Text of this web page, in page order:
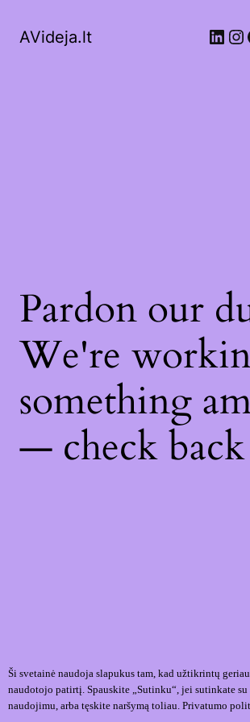
AVideja.lt
Pardon our
We're
something
— check back
Ši svetainė naudoja slapukus tam, kad užtikrintų
naudotojo patirtį. Spauskite „Sutinku“, jei sutinkate
naudojimu, arba tęskite naršymą toliau. Privatumo